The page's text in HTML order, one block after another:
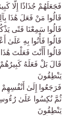
فَجَعَلَهُمْ جُذَاذًا إِلَّا
قَالُوا مَنْ فَعَلَ هَٰذَا
قَالُوا سَمِعْنَا فَتًى
قَالُوا فَأْتُوا بِهِ
قَالُوا أَأَنْتَ فَعَلْتَ هَٰذَا
قَالَ بَلْ فَعَلَهُ
يَنْطِقُونَ
فَرَجَعُوا إِلَىٰ أَنْفُسِهِمْ
ثُمَّ نُكِسُوا عَلَىٰ
يَنْطِقُونَ